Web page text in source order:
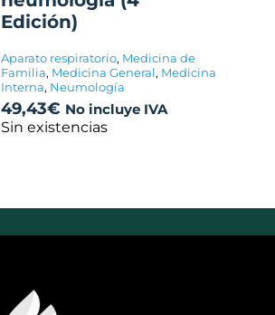
Edición)
Aparato respiratorio, Medicina de
Familia, Medicina General, Medicina
Interna, Neumología
49,43€ No incluye IVA
Sin existencias